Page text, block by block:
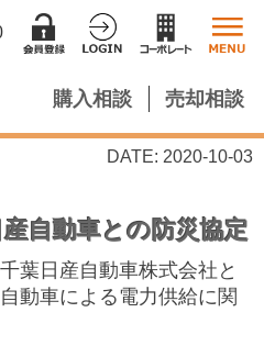
購入相談 売却相談
DATE: 2020-10-03
自動車との防災協定
千葉日産自動車株式会社と
動車による電力供給に関